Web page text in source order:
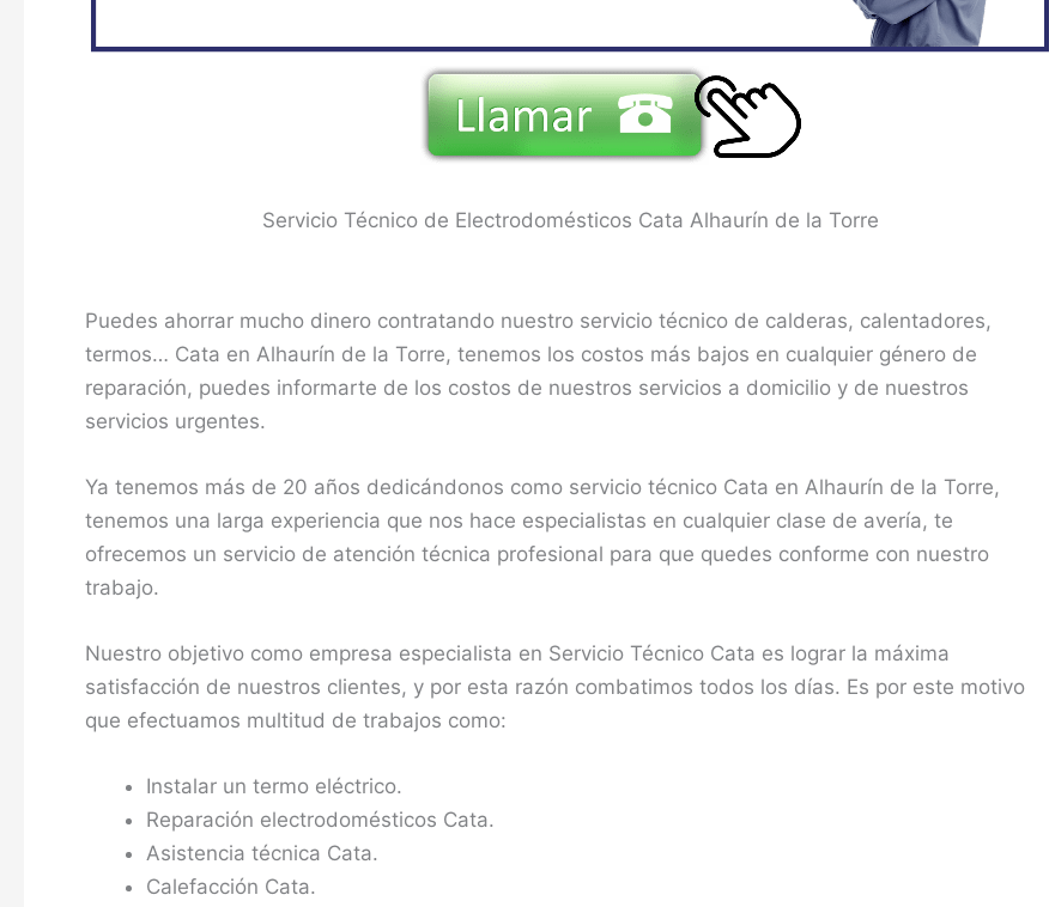
Servicio Técnico de Electrodomésticos Cata Alhaurín de la Torre
Puedes ahorrar mucho dinero contratando nuestro servicio técnico de calderas, calentadores,
termos… Cata en Alhaurín de la Torre, tenemos los costos más bajos en cualquier género de
reparación, puedes informarte de los costos de nuestros servicios a domicilio y de nuestros
servicios urgentes.
Ya tenemos más de 20 años dedicándonos como servicio técnico Cata en Alhaurín de la Torre,
tenemos una larga experiencia que nos hace especialistas en cualquier clase de avería, te
ofrecemos un servicio de atención técnica profesional para que quedes conforme con nuestro
trabajo.
Nuestro objetivo como empresa especialista en Servicio Técnico Cata es lograr la máxima
satisfacción de nuestros clientes, y por esta razón combatimos todos los días. Es por este motivo
que efectuamos multitud de trabajos como:
Instalar un termo eléctrico.
Reparación electrodomésticos Cata.
Asistencia técnica Cata.
Calefacción Cata.